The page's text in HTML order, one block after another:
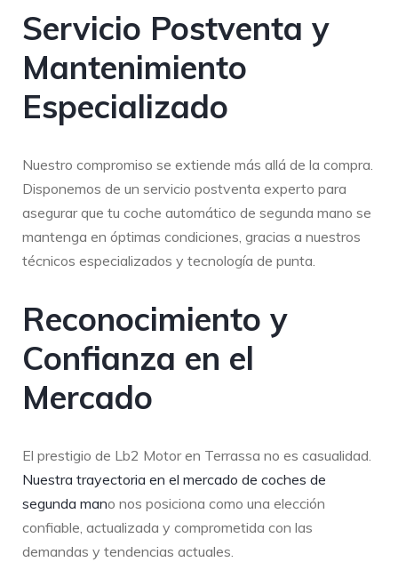
Servicio Postventa y
Mantenimiento
Especializado
Nuestro compromiso se extiende más allá de la compra.
Disponemos de un servicio postventa experto para
asegurar que tu coche automático de segunda mano se
mantenga en óptimas condiciones, gracias a nuestros
técnicos especializados y tecnología de punta.
Reconocimiento y
Confianza en el
Mercado
El prestigio de Lb2 Motor en Terrassa no es casualidad.
Nuestra trayectoria en el mercado de coches de
segunda mano nos posiciona como una elección
confiable, actualizada y comprometida con las
demandas y tendencias actuales.